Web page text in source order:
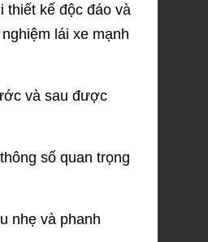
thiết kế độc đáo và
lái xe mạnh
và sau được
số quan trọng
nhẹ và phanh